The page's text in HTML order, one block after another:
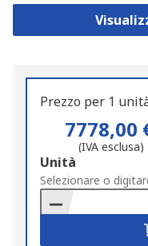
Prezzo per 1
7778,00
(IVA esclusa)
Add
to
Basket
Unità
Selezionare o